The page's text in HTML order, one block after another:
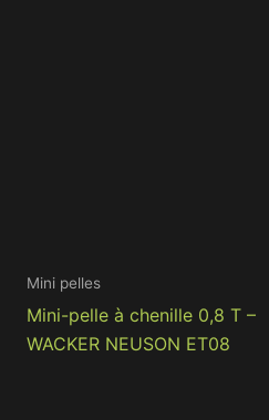
Mini pelles
Mini-pelle à chenille 0,8 T –
WACKER NEUSON ET08